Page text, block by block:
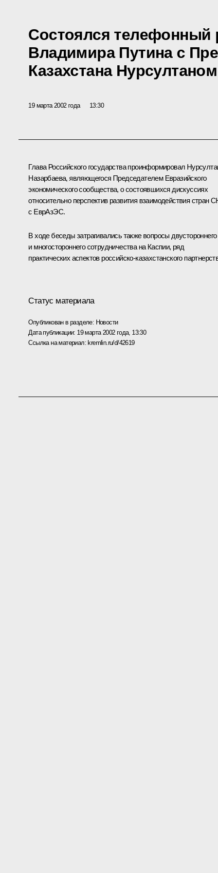
Состоялся телефонный
Владимира Путина с
Казахстана
19 марта 2002 года 13:30
Глава Российского государства проинформировал
Назарбаева, являющегося Председателем Евразийского
экономического сообщества, о состоявшихся дискуссиях
относительно перспектив развития взаимодействия стран
с ЕврАзЭС.
В ходе беседы затрагивались также вопросы двустороннего
и многостороннего сотрудничества на Каспии, ряд
практических аспектов российско-казахстанского
Статус материала
Опубликован в разделе: Новости
Дата публикации: 19 марта 2002 года, 13:30
Ссылка на материал:kremlin.ru/d/42619